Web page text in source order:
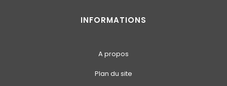
INFORMATIONS
A propos
Plan du site